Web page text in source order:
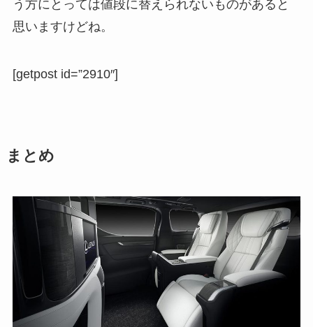
う方にとっては値段に替えられないものがあると
思いますけどね。
[getpost id=”2910″]
まとめ